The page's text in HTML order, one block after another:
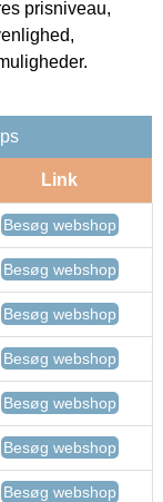
prisniveau,
Link
Besøg webshop
Besøg webshop
Besøg webshop
Besøg webshop
Besøg webshop
Besøg webshop
Besøg webshop